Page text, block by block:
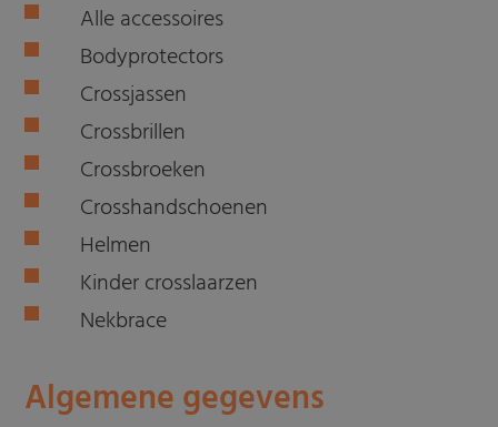
Alle accessoires
Bodyprotectors
Crossjassen
Crossbrillen
Crossbroeken
Crosshandschoenen
Helmen
Kinder crosslaarzen
Nekbrace
Algemene gegevens